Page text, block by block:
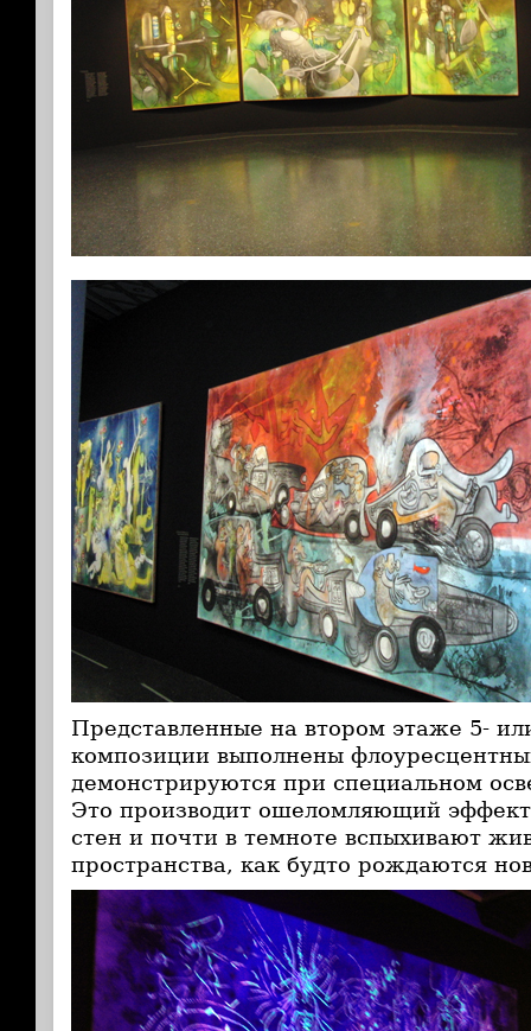
Представленные на втором этаже 5-
композиции выполнены
демонстрируются при специальном
Это производит ошеломляющий
стен и почти в темноте вспыхивают
пространства, как будто рождаются